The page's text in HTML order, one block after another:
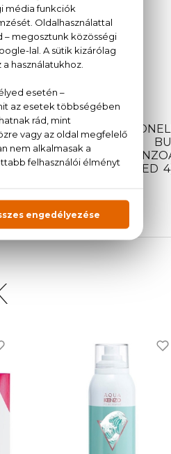
LINALOOL,
BHT, BENZYL
CI 14700 (RED